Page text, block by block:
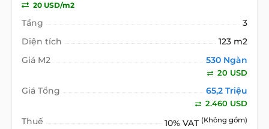
20 USD/m2
Tầng
3
Diện tích
123 m2
Giá M2
530 Ngàn
20 USD
Giá Tổng 65,2 Triệu
2.460 USD
Thuế 10% VAT (Không gồm)